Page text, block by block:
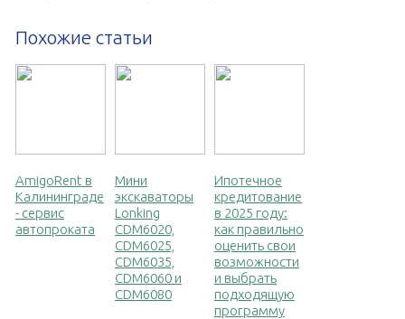
Похожие статьи
AmigoRent в
Калининграде
- сервис
автопроката
Мини
экскаваторы
Lonking
CDM6020,
CDM6025,
CDM6035,
CDM6060 и
CDM6080
Ипотечное
кредитование
в 2025 году:
как правильно
оценить свои
возможности
и выбрать
подходящую
программу